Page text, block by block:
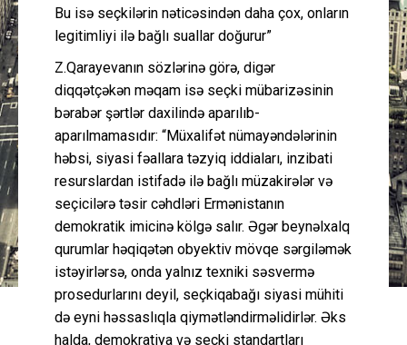
Bu isə seçkilərin nəticəsindən daha çox, onların
legitimliyi ilə bağlı suallar doğurur”
Z.Qarayevanın sözlərinə görə, digər
diqqətçəkən məqam isə seçki mübarizəsinin
bərabər şərtlər daxilində aparılıb-
aparılmamasıdır: “Müxalifət nümayəndələrinin
həbsi, siyasi fəallara təzyiq iddiaları, inzibati
resurslardan istifadə ilə bağlı müzakirələr və
seçicilərə təsir cəhdləri Ermənistanın
demokratik imicinə kölgə salır. Əgər beynəlxalq
qurumlar həqiqətən obyektiv mövqe sərgiləmək
istəyirlərsə, onda yalnız texniki səsvermə
prosedurlarını deyil, seçkiqabağı siyasi mühiti
də eyni həssaslıqla qiymətləndirməlidirlər. Əks
halda, demokratiya və seçki standartları